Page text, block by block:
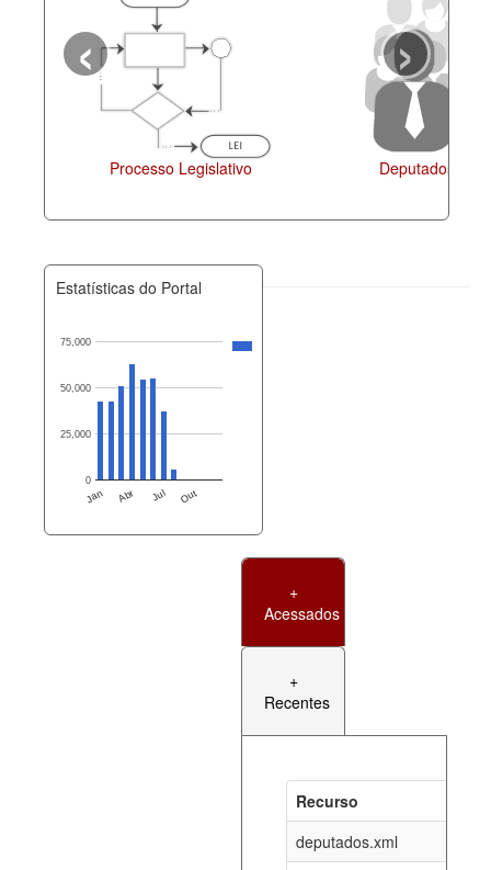
Processo Legislativo Deputados
‹ ›
Estatísticas do Portal
Jan Abr Jul Out
0
25,000
50,000
75,000
+
Acessados
+
Recentes
Recurso
deputados.xml
documento_andamento_atual.xml